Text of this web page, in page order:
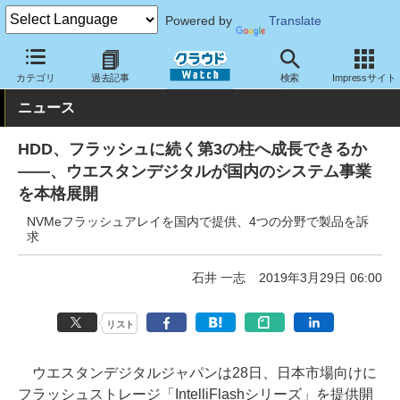
Powered by Translate
カテゴリ 過去記事 検索 Impressサイト
クラウド Watch トピック 事業戦略
ニュース
HDD、フラッシュに続く第3の柱へ成長できるか
――、ウエスタンデジタルが国内のシステム事業
を本格展開
NVMeフラッシュアレイを国内で提供、4つの分野で製品を訴
求
石井 一志 2019年3月29日 06:00
リスト
ウエスタンデジタルジャパンは28日、日本市場向けに
フラッシュストレージ「IntelliFlashシリーズ」を提供開